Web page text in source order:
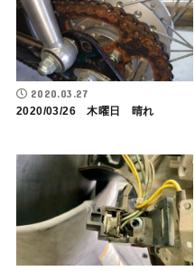
2020.03.27
2020/03/26 木曜日 晴れ